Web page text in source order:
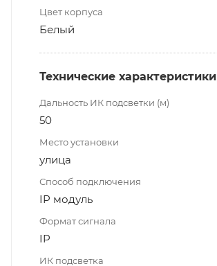
Цвет корпуса
Белый
Технические характеристики
Дальность ИК подсветки (м)
50
Место установки
улица
Способ подключения
IP модуль
Формат сигнала
IP
ИК подсветка